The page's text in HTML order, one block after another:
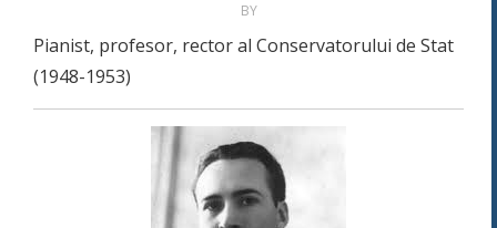
BY
Pianist, profesor, rector al Conservatorului de Stat
(1948-1953)